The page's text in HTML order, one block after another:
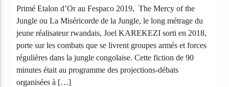
Primé Etalon d’Or au Fespaco 2019, The Mercy of the
Jungle ou La Miséricorde de la Jungle, le long métrage du
jeune réalisateur rwandais, Joel KAREKEZI sorti en 2018,
porte sur les combats que se livrent groupes armés et forces
régulières dans la jungle congolaise. Cette fiction de 90
minutes était au programme des projections-débats
organisées à […]